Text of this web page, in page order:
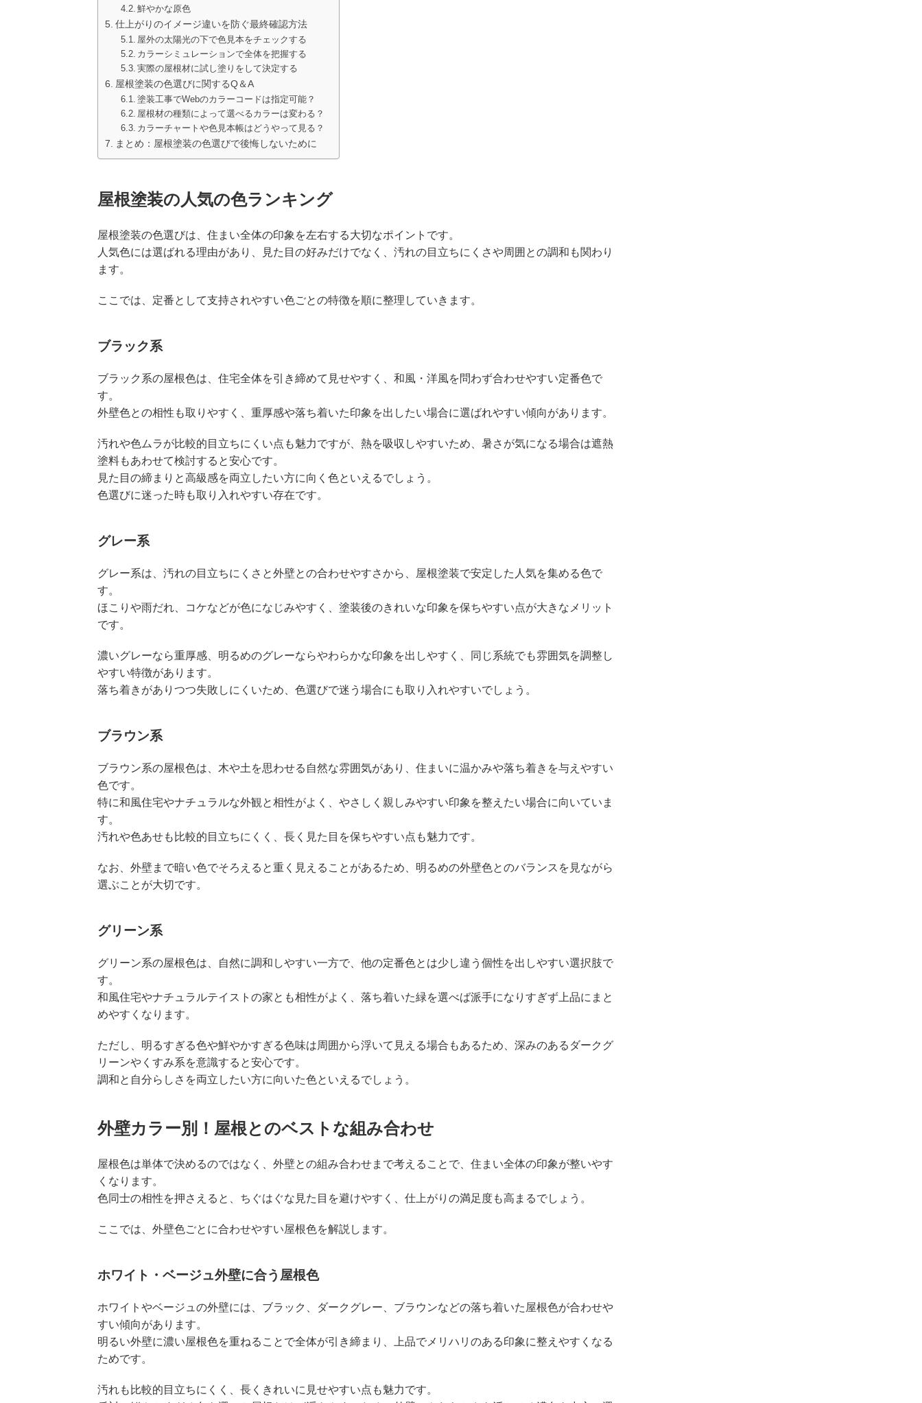
鮮やかな原色
仕上がりのイメージ違いを防ぐ最終確認方法
屋外の太陽光の下で色見本をチェックする
カラーシミュレーションで全体を把握する
実際の屋根材に試し塗りをして決定する
屋根塗装の色選びに関するQ＆A
塗装工事でWebのカラーコードは指定可能？
屋根材の種類によって選べるカラーは変わる？
カラーチャートや色見本帳はどうやって見る？
まとめ：屋根塗装の色選びで後悔しないために
屋根塗装の人気の色ランキング
屋根塗装の色選びは、住まい全体の印象を左右する大切なポイントです。
人気色には選ばれる理由があり、見た目の好みだけでなく、汚れの目立ちにくさや周囲との調和も関わり
ます。
ここでは、定番として支持されやすい色ごとの特徴を順に整理していきます。
ブラック系
ブラック系の屋根色は、住宅全体を引き締めて見せやすく、和風・洋風を問わず合わせやすい定番色で
す。
外壁色との相性も取りやすく、重厚感や落ち着いた印象を出したい場合に選ばれやすい傾向があります。
汚れや色ムラが比較的目立ちにくい点も魅力ですが、熱を吸収しやすいため、暑さが気になる場合は遮熱
塗料もあわせて検討すると安心です。
見た目の締まりと高級感を両立したい方に向く色といえるでしょう。
色選びに迷った時も取り入れやすい存在です。
グレー系
グレー系は、汚れの目立ちにくさと外壁との合わせやすさから、屋根塗装で安定した人気を集める色で
す。
ほこりや雨だれ、コケなどが色になじみやすく、塗装後のきれいな印象を保ちやすい点が大きなメリット
です。
濃いグレーなら重厚感、明るめのグレーならやわらかな印象を出しやすく、同じ系統でも雰囲気を調整し
やすい特徴があります。
落ち着きがありつつ失敗しにくいため、色選びで迷う場合にも取り入れやすいでしょう。
ブラウン系
ブラウン系の屋根色は、木や土を思わせる自然な雰囲気があり、住まいに温かみや落ち着きを与えやすい
色です。
特に和風住宅やナチュラルな外観と相性がよく、やさしく親しみやすい印象を整えたい場合に向いていま
す。
汚れや色あせも比較的目立ちにくく、長く見た目を保ちやすい点も魅力です。
なお、外壁まで暗い色でそろえると重く見えることがあるため、明るめの外壁色とのバランスを見ながら
選ぶことが大切です。
グリーン系
グリーン系の屋根色は、自然に調和しやすい一方で、他の定番色とは少し違う個性を出しやすい選択肢で
す。
和風住宅やナチュラルテイストの家とも相性がよく、落ち着いた緑を選べば派手になりすぎず上品にまと
めやすくなります。
ただし、明るすぎる色や鮮やかすぎる色味は周囲から浮いて見える場合もあるため、深みのあるダークグ
リーンやくすみ系を意識すると安心です。
調和と自分らしさを両立したい方に向いた色といえるでしょう。
外壁カラー別！屋根とのベストな組み合わせ
屋根色は単体で決めるのではなく、外壁との組み合わせまで考えることで、住まい全体の印象が整いやす
くなります。
色同士の相性を押さえると、ちぐはぐな見た目を避けやすく、仕上がりの満足度も高まるでしょう。
ここでは、外壁色ごとに合わせやすい屋根色を解説します。
ホワイト・ベージュ外壁に合う屋根色
ホワイトやベージュの外壁には、ブラック、ダークグレー、ブラウンなどの落ち着いた屋根色が合わせや
すい傾向があります。
明るい外壁に濃い屋根色を重ねることで全体が引き締まり、上品でメリハリのある印象に整えやすくなる
ためです。
汚れも比較的目立ちにくく、長くきれいに見せやすい点も魅力です。